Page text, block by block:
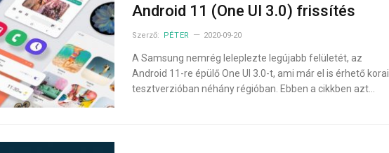
Android 11 (One UI 3.0) frissítés
Szerző: PÉTER 2020-09-20
A Samsung nemrég leleplezte legújabb felületét, az
Android 11-re épülő One UI 3.0-t, ami már el is érhető korai
tesztverzióban néhány régióban. Ebben a cikkben azt…